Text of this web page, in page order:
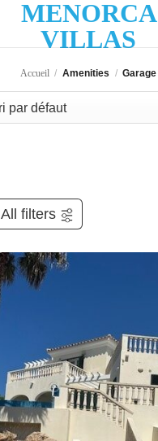
MENORCA
VILLAS
Accueil / Amenities / Garage
All filters